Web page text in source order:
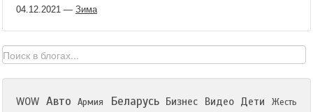
04.12.2021 — Зима
WOW Авто Армия Беларусь Бизнес Видео Дети
Жесть